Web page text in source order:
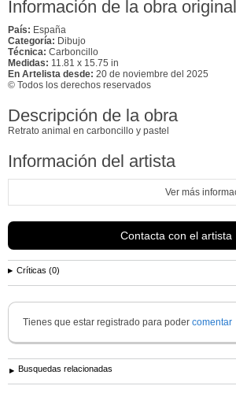
Información de la obra original
País: España
Categoría: Dibujo
Técnica: Carboncillo
Medidas: 11.81 x 15.75 in
En Artelista desde: 20 de noviembre del 2025
© Todos los derechos reservados
Descripción de la obra
Retrato animal en carboncillo y pastel
Información del artista
Ver más
Contacta con el artista
Críticas (0)
Tienes que estar registrado para poder comentar
Busquedas relacionadas